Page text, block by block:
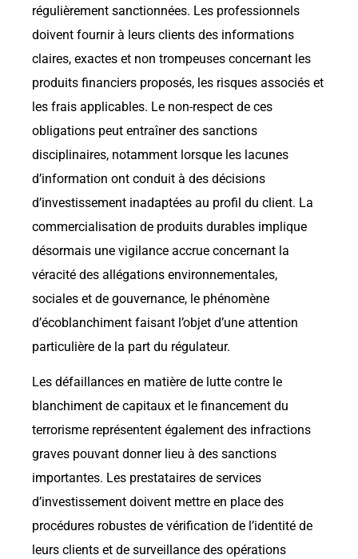
régulièrement sanctionnées. Les professionnels
doivent fournir à leurs clients des informations
claires, exactes et non trompeuses concernant les
produits financiers proposés, les risques associés et
les frais applicables. Le non-respect de ces
obligations peut entraîner des sanctions
disciplinaires, notamment lorsque les lacunes
d’information ont conduit à des décisions
d’investissement inadaptées au profil du client. La
commercialisation de produits durables implique
désormais une vigilance accrue concernant la
véracité des allégations environnementales,
sociales et de gouvernance, le phénomène
d’écoblanchiment faisant l’objet d’une attention
particulière de la part du régulateur.
Les défaillances en matière de lutte contre le
blanchiment de capitaux et le financement du
terrorisme représentent également des infractions
graves pouvant donner lieu à des sanctions
importantes. Les prestataires de services
d’investissement doivent mettre en place des
procédures robustes de vérification de l’identité de
leurs clients et de surveillance des opérations